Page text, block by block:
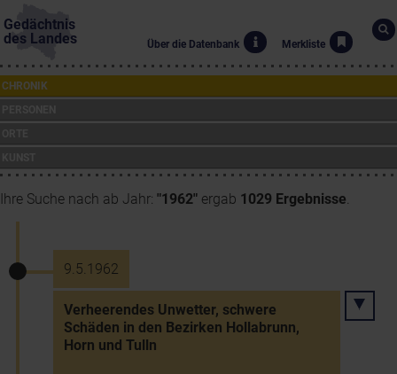
Gedächtnis
des Landes
Über die Datenbank Merkliste
CHRONIK
Ihre Suche nach ab Jahr: "1962" ergab 1029 Ergebnisse.
9.5.1962
Verheerendes Unwetter, schwere
Schäden in den Bezirken Hollabrunn,
Horn und Tulln